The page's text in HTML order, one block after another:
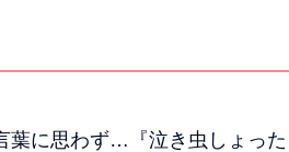
葉に思わず…『泣き虫しょった